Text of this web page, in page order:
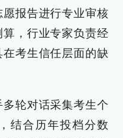
报告进行专业审核
，行业专家负责经
考生信任层面的缺
轮对话采集考生个
结合历年投档分数